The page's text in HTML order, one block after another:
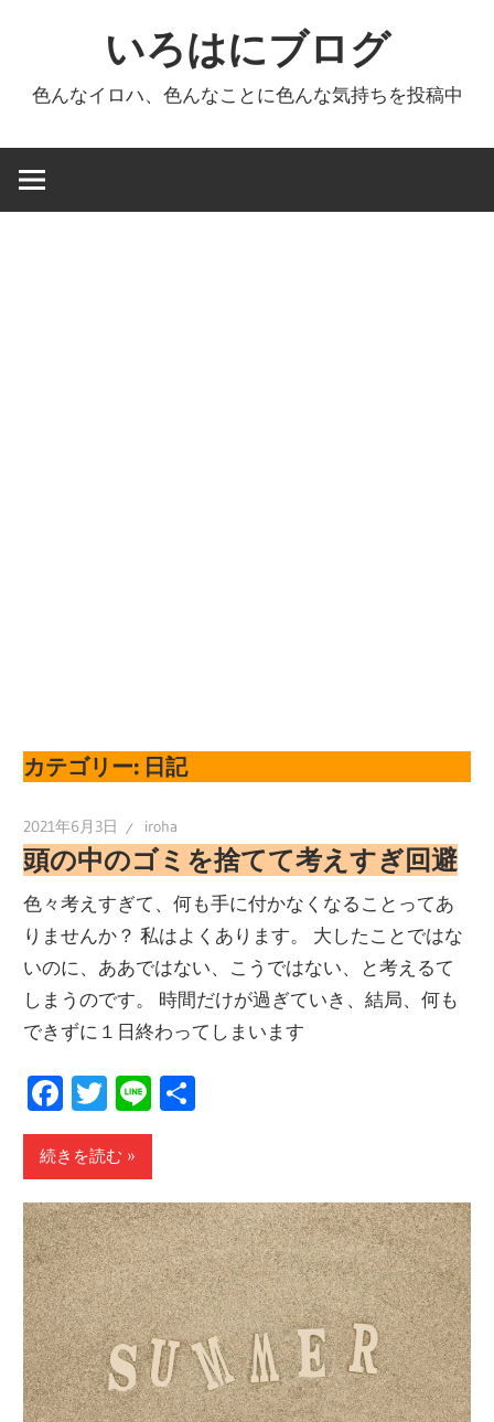
ツ
ス
いろはにブログ
色んなイロハ、色んなことに色んな気持ちを投稿中
カテゴリー: 日記
2021年6月3日 iroha
頭の中のゴミを捨てて考えすぎ回避
色々考えすぎて、何も手に付かなくなることってあ
りませんか？ 私はよくあります。 大したことではな
いのに、ああではない、こうではない、と考えるて
しまうのです。 時間だけが過ぎていき、結局、何も
できずに１日終わってしまいます
Facebook
Twitter
Line
続きを読む